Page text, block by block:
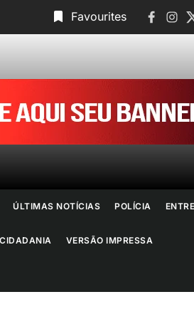
Favourites
ÚLTIMAS NOTÍCIAS POLÍCIA
VERSÃO IMPRESSA